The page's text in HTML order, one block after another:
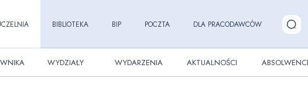
BIBLIOTEKA BIP POCZTA DLA PRACODAWCÓW
WYDZIAŁY WYDARZENIA AKTUALNOŚCI ABSOLWENCI